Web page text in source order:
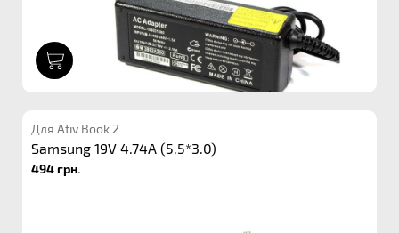
Для Ativ Book 2
Samsung 19V 4.74A (5.5*3.0)
494 грн.